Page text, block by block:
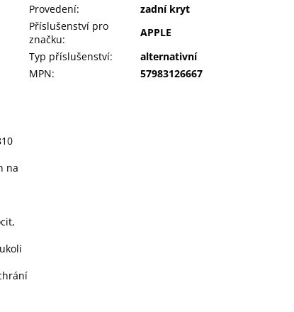
na
Provedení:
zadní kryt
Příslušenství pro
značku:
APPLE
Typ příslušenství:
alternativní
MPN: 57983126667